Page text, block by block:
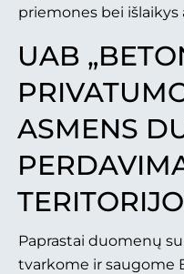
priemones bei
UAB
ASMENS
Paprastai duomenų
tvarkome ir saugome